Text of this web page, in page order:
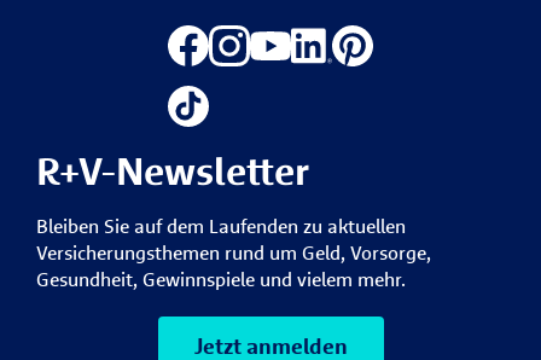
R+V-Newsletter
Bleiben Sie auf dem Laufenden zu aktuellen
Versicherungsthemen rund um Geld, Vorsorge,
Gesundheit, Gewinnspiele und vielem mehr.
Jetzt anmelden